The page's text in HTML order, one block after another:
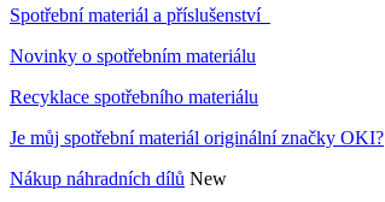
Spotřební materiál a příslušenství
Novinky o spotřebním materiálu
Recyklace spotřebního materiálu
Je můj spotřební materiál originální značky OKI?
Nákup náhradních dílů New